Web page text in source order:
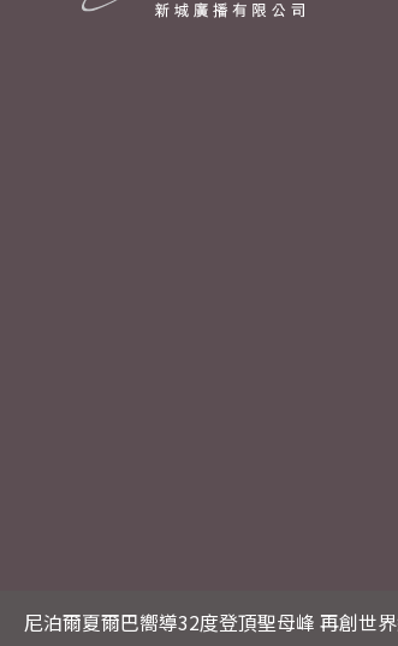
尼泊爾夏爾巴嚮導32度登頂聖母峰 再創世